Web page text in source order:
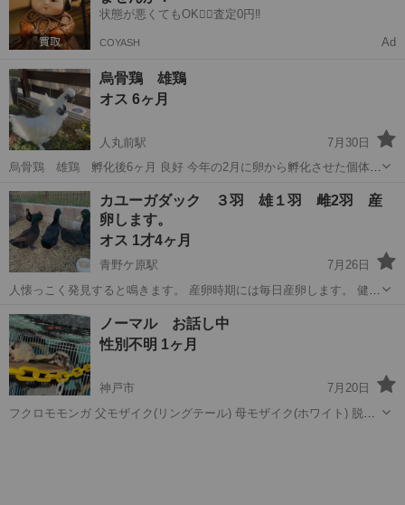
状態が悪くてもOK🙆‍♀️査定0円‼️
COYASH Ad
烏骨鶏 雄鶏
オス 6ヶ月
人丸前駅
7月30日
烏骨鶏 雄鶏 孵化後6ヶ月 良好 今年の2月に卵から孵化させた個体で
ん。 対面引渡しのみの対応です。これまでの飼育方法など詳細は問い
合わせください。 引渡...
兵庫 明石市 人丸前駅 その他 烏骨鶏
カユーガダック ３羽 雄１羽 雌2羽 産
卵します。
オス 1才4ヶ月
青野ケ原駅
7月26日
人懐っこく発見すると鳴きます。 産卵時期には毎日産卵します。 健康
て頂ける方を優先させて頂きます。 引取りに来て頂けるかた限定でお
願い致します。
兵庫 加東市 その他
ノーマル お話し中
性別不明 1ヶ月
神戸市
7月20日
フクロモモンガ 父モザイク(リングテール) 母モザイク(ホワイト) 脱嚢